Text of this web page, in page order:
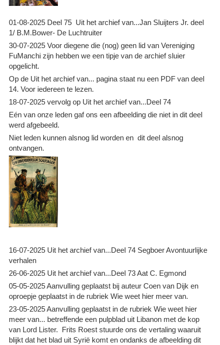
01-08-2025 Deel 75 Uit het archief van...Jan Sluijters Jr. deel
1/ B.M.Bower- De Luchtruiter
30-07-2025 Voor diegene die (nog) geen lid van Vereniging
FuManchi zijn hebben we een tipje van de archief sluier
opgelicht.
Op de Uit het archief van... pagina staat nu een PDF van deel
14. Voor iedereen te lezen.
18-07-2025 vervolg op Uit het archief van...Deel 74
Eén van onze leden gaf ons een afbeelding die niet in dit deel
werd afgebeeld.
Niet leden kunnen alsnog lid worden en dit deel alsnog
ontvangen.
16-07-2025 Uit het archief van...Deel 74 Segboer Avontuurlijke
verhalen
26-06-2025 Uit het archief van...Deel 73 Aat C. Egmond
05-05-2025 Aanvulling geplaatst bij auteur Coen van Dijk en
oproepje geplaatst in de rubriek Wie weet hier meer van.
23-05-2025 Aanvulling geplaatst in de rubriek Wie weet hier
meer van... betreffende een pulpblad uit Libanon met de kop
van Lord Lister. Frits Roest stuurde ons de vertaling waaruit
blijkt dat het blad uit Syrië komt en ondanks de afbeelding dit